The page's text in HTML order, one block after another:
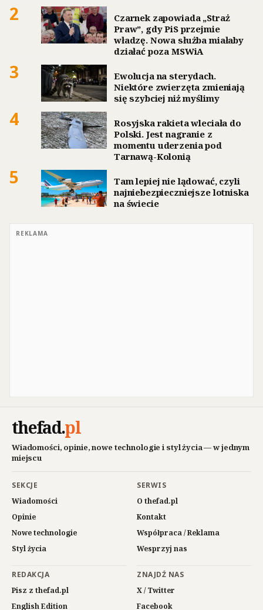
2
Czarnek zapowiada „Straż
Praw”, gdy PiS przejmie
władzę. Nowa służba miałaby
działać poza MSWiA
3
Ewolucja na sterydach.
Niektóre zwierzęta zmieniają
się szybciej niż myślimy
4
Rosyjska rakieta wleciała do
Polski. Jest nagranie z
momentu uderzenia pod
Tarnawą-Kolonią
5
Tam lepiej nie lądować, czyli
najniebezpieczniejsze lotniska
na świecie
REKLAMA
thefad.pl
Wiadomości, opinie, nowe technologie i styl życia — w jednym
miejscu
SEKCJE
Wiadomości
Opinie
Nowe technologie
Styl życia
SERWIS
O thefad.pl
Kontakt
Współpraca / Reklama
Wesprzyj nas
REDAKCJA
Pisz z thefad.pl
English Edition
ZNAJDŹ NAS
X / Twitter
Facebook